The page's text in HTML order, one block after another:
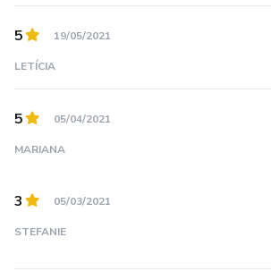
5 19/05/2021
LETÍCIA
5 05/04/2021
MARIANA
3 05/03/2021
STEFANIE